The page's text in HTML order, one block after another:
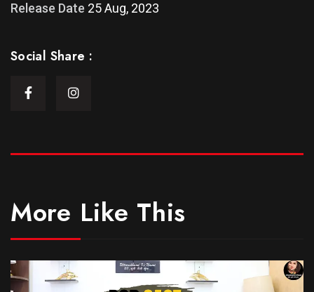
Release Date 25 Aug, 2023
Social Share :
More Like This